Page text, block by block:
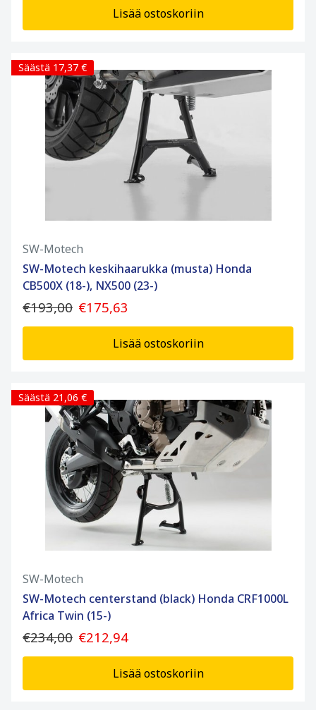
Lisää ostoskoriin
Säästä 17,37 €
SW-Motech
SW-Motech keskihaarukka (musta) Honda
CB500X (18-), NX500 (23-)
€193,00 €175,63
Lisää ostoskoriin
Säästä 21,06 €
SW-Motech
SW-Motech centerstand (black) Honda CRF1000L
Africa Twin (15-)
€234,00 €212,94
Lisää ostoskoriin